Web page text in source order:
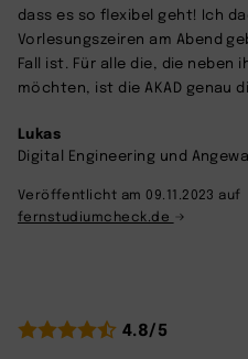
dass es so flexibel geht! Ich
Vorlesungszeiren am Abend
Fall ist. Für alle die, die neben
möchten, ist die AKAD genau
Lukas
Digital Engineering und
Veröffentlicht am 09.11.2023 auf
fernstudiumcheck.de
4.8/5